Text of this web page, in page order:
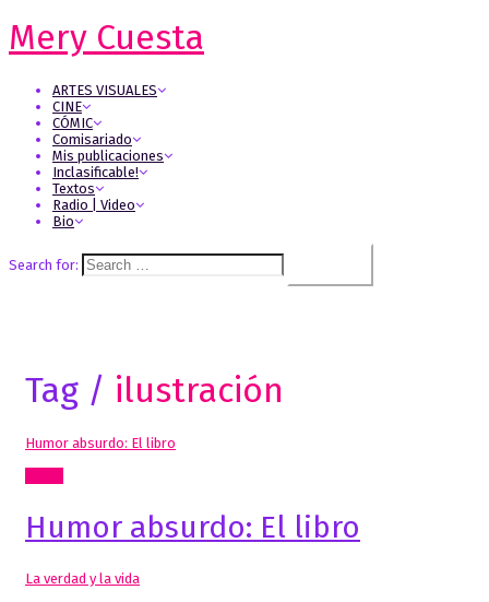
Mery Cuesta
ARTES VISUALES
CINE
CÓMIC
Comisariado
Mis publicaciones
Inclasificable!
Textos
Radio | Video
Bio
Search for:
Tag / ilustración
Humor absurdo: El libro
Humor absurdo: El libro
La verdad y la vida